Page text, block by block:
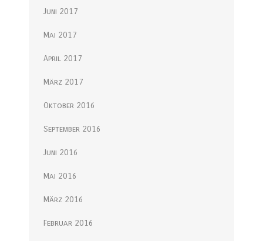
Juni 2017
Mai 2017
April 2017
März 2017
Oktober 2016
September 2016
Juni 2016
Mai 2016
März 2016
Februar 2016